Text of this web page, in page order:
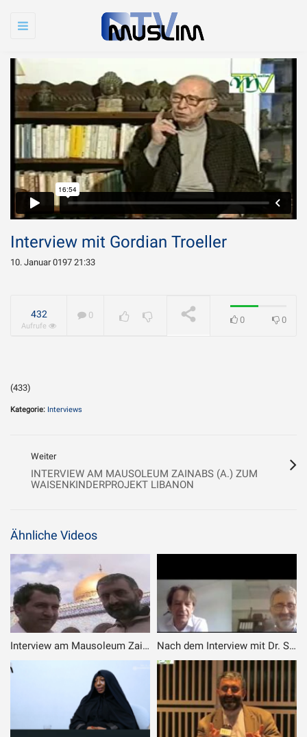
Toggle
geliebt?
Interview mit Gordian Troeller
10. Januar 0197 21:33
432
Aufrufe
0 0 0
(433)
Kategorie: Interviews
Weiter
INTERVIEW AM MAUSOLEUM ZAINABS (A.) ZUM
WAISENKINDERPROJEKT LIBANON
Ähnliche Videos
Interview am Mausoleum Zainabs (a.) zum Waisenkinderprojekt Libanon Nach dem Interview mit Dr. Schiffmann